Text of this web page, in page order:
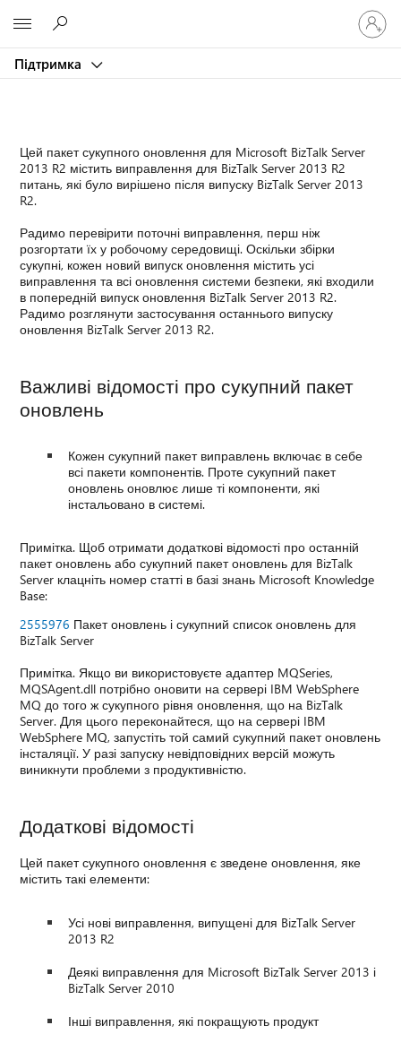
Підтримка
Увійдіть
свій
запис
Цей пакет сукупного оновлення для Microsoft BizTalk Server
2013 R2 містить виправлення для BizTalk Server 2013 R2
питань, які було вирішено після випуску BizTalk Server 2013
R2.
Радимо перевірити поточні виправлення, перш ніж
розгортати їх у робочому середовищі. Оскільки збірки
сукупні, кожен новий випуск оновлення містить усі
виправлення та всі оновлення системи безпеки, які входили
в попередній випуск оновлення BizTalk Server 2013 R2.
Радимо розглянути застосування останнього випуску
оновлення BizTalk Server 2013 R2.
Важливі відомості про сукупний пакет
оновлень
Кожен сукупний пакет виправлень включає в себе
всі пакети компонентів. Проте сукупний пакет
оновлень оновлює лише ті компоненти, які
інстальовано в системі.
Примітка. Щоб отримати додаткові відомості про останній
пакет оновлень або сукупний пакет оновлень для BizTalk
Server клацніть номер статті в базі знань Microsoft Knowledge
Base:
2555976 Пакет оновлень і сукупний список оновлень для
BizTalk Server
Примітка. Якщо ви використовуєте адаптер MQSeries,
MQSAgent.dll потрібно оновити на сервері IBM WebSphere
MQ до того ж сукупного рівня оновлення, що на BizTalk
Server. Для цього переконайтеся, що на сервері IBM
WebSphere MQ, запустіть той самий сукупний пакет оновлень
інсталяції. У разі запуску невідповідних версій можуть
виникнути проблеми з продуктивністю.
Додаткові відомості
Цей пакет сукупного оновлення є зведене оновлення, яке
містить такі елементи:
Усі нові виправлення, випущені для BizTalk Server
2013 R2
Деякі виправлення для Microsoft BizTalk Server 2013 і
BizTalk Server 2010
Інші виправлення, які покращують продукт